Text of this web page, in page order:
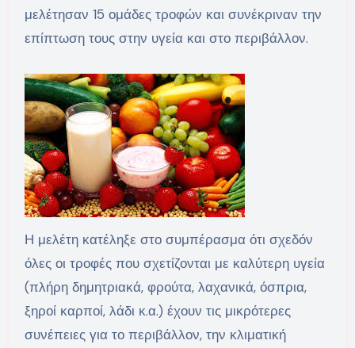
μελέτησαν 15 ομάδες τροφών και συνέκριναν την
επίπτωση τους στην υγεία και στο περιβάλλον.
Η μελέτη κατέληξε στο συμπέρασμα ότι σχεδόν
όλες οι τροφές που σχετίζονται με καλύτερη υγεία
(πλήρη δημητριακά, φρούτα, λαχανικά, όσπρια,
ξηροί καρποί, λάδι κ.α.) έχουν τις μικρότερες
συνέπειες για το περιβάλλον, την κλιματική